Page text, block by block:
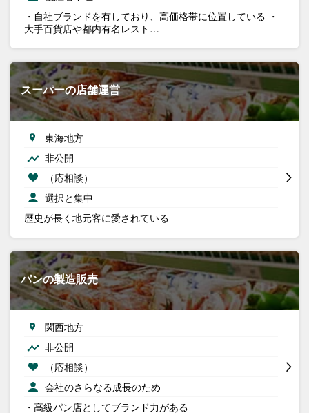
・自社ブランドを有しており、高価格帯に位置している ・
大手百貨店や都内有名レスト…
スーパーの店舗運営
東海地方
非公開
（応相談）
選択と集中
歴史が長く地元客に愛されている
パンの製造販売
関西地方
非公開
（応相談）
会社のさらなる成長のため
・高級パン店としてブランド力がある